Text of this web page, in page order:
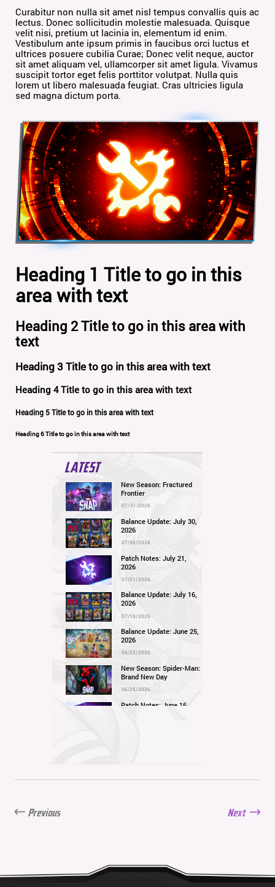
Curabitur non nulla sit amet nisl tempus convallis quis ac
lectus. Donec sollicitudin molestie malesuada. Quisque
velit nisi, pretium ut lacinia in, elementum id enim.
Vestibulum ante ipsum primis in faucibus orci luctus et
ultrices posuere cubilia Curae; Donec velit neque, auctor
sit amet aliquam vel, ullamcorper sit amet ligula. Vivamus
suscipit tortor eget felis porttitor volutpat. Nulla quis
lorem ut libero malesuada feugiat. Cras ultricies ligula
sed magna dictum porta.
Heading 1 Title to go in this
area with text
Heading 2 Title to go in this area with
text
Heading 3 Title to go in this area with text
Heading 4 Title to go in this area with text
Heading 5 Title to go in this area with text
Heading 6 Title to go in this area with text
LATEST
New Season: Fractured
Frontier
07/31/2026
Balance Update: July 30,
2026
07/30/2026
Patch Notes: July 21,
2026
07/21/2026
Balance Update: July 16,
2026
07/16/2026
Balance Update: June 25,
2026
06/25/2026
New Season: Spider-Man:
Brand New Day
06/25/2026
Patch Notes: June 16,
New Season: Marvel
Previous Next